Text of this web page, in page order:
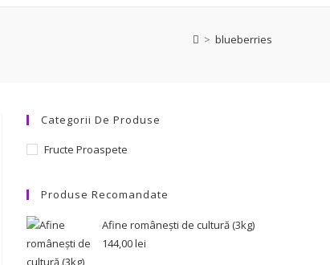
> blueberries
Categorii De Produse
Fructe Proaspete
Produse Recomandate
Afine românești de cultură (3kg)
144,00lei